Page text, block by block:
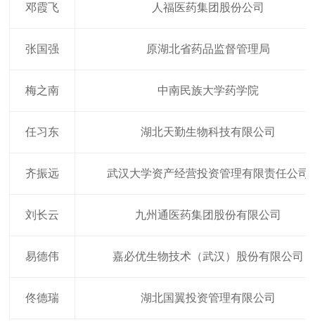
邓霞飞 人福医药集团股份公司
张国强 原湖北省药品监督管理局
梅之南 中南民族大学药学院
任习东 湖北天勤生物科技有限公司
齐振远 武汉大学资产经营投资管理有限责任公司
刘长云 九州通医药集团股份有限公司
易德伟 嘉必优生物技术（武汉）股份有限公司
佟德瑞 湖北国翼投资管理有限公司